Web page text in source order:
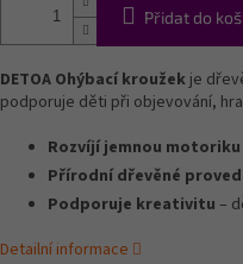
Přidat do
DETOA Ohýbací kroužekje
podporuje děti při objevování,
Rozvíjí jemnou motoriku
Přírodní dřevěné
Podporuje kreativitu –
Detailní informace